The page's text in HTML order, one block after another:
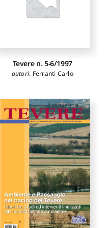
Tevere n. 5-6/1997
autori: Ferranti Carlo